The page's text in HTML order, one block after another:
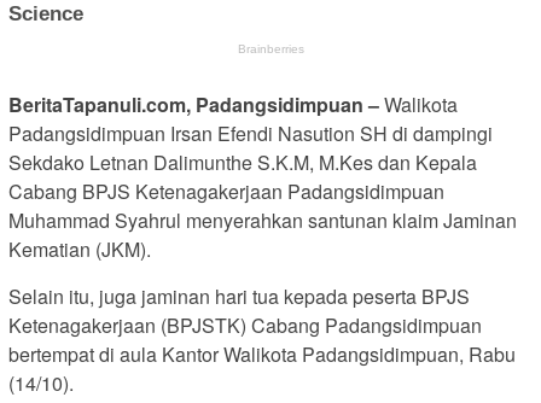
BeritaTapanuli.com, Padangsidimpuan –Walikota
Padangsidimpuan Irsan Efendi Nasution SH di dampingi
Sekdako Letnan Dalimunthe S.K.M, M.Kes dan Kepala
Cabang BPJS Ketenagakerjaan Padangsidimpuan
Muhammad Syahrul menyerahkan santunan klaim Jaminan
Kematian (JKM).
Selain itu, juga jaminan hari tua kepada peserta BPJS
Ketenagakerjaan (BPJSTK) Cabang Padangsidimpuan
bertempat di aula Kantor Walikota Padangsidimpuan, Rabu
(14/10).